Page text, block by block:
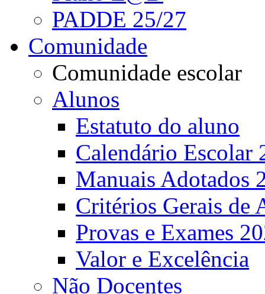
PADDE 25/27
Comunidade
Comunidade escolar
Alunos
Estatuto do aluno
Calendário Escolar
Manuais Adotados
Critérios Gerais de
Provas e Exames
Valor e Excelência
Não Docentes